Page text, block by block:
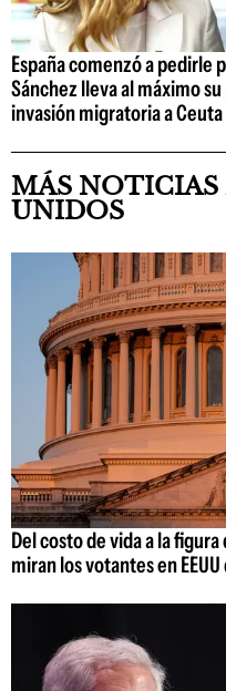
España comenzó a pedirle
Sánchez lleva al máximo
invasión migratoria a Ceuta
MÁS NOTICIAS
UNIDOS
Del costo de vida a la
miran los votantes en